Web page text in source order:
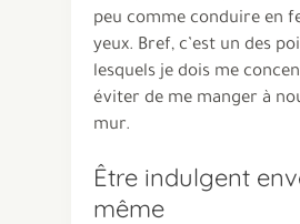
peu comme conduire en
yeux. Bref, c’est un des
lesquels je dois me
éviter de me manger à
mur.
Être indulgent
même